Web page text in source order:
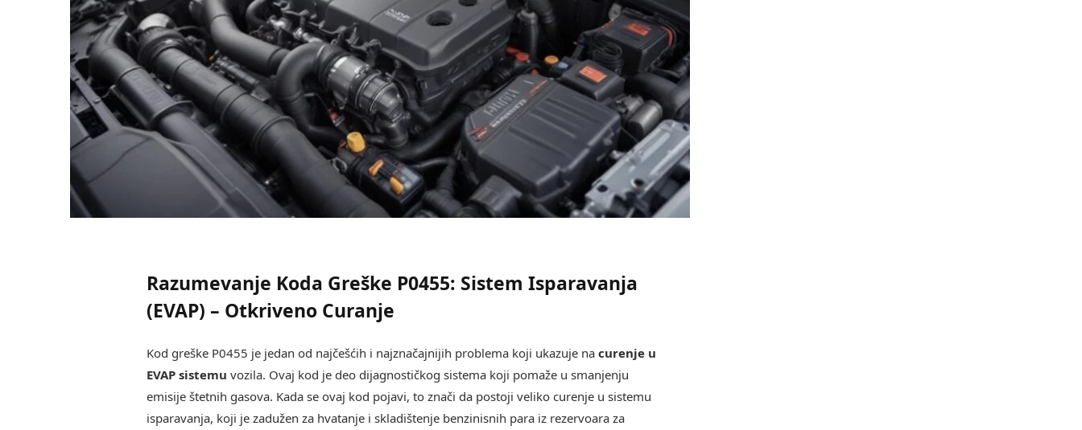
Razumevanje Koda Greške P0455: Sistem Isparavanja
(EVAP) – Otkriveno Curanje
Kod greške P0455 je jedan od najčešćih i najznačajnijih problema koji ukazuje na curenje u
EVAP sistemu vozila. Ovaj kod je deo dijagnostičkog sistema koji pomaže u smanjenju
emisije štetnih gasova. Kada se ovaj kod pojavi, to znači da postoji veliko curenje u sistemu
isparavanja, koji je zadužen za hvatanje i skladištenje benzinisnih para iz rezervoara za